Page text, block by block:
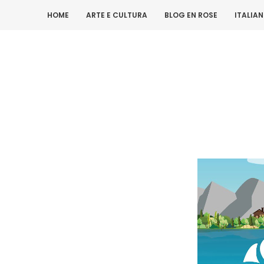
HOME ARTE E CULTURA BLOG EN ROSE